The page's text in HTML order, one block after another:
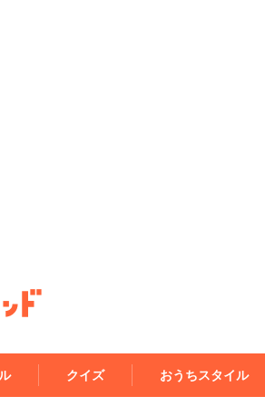
クイズ おうちスタイル